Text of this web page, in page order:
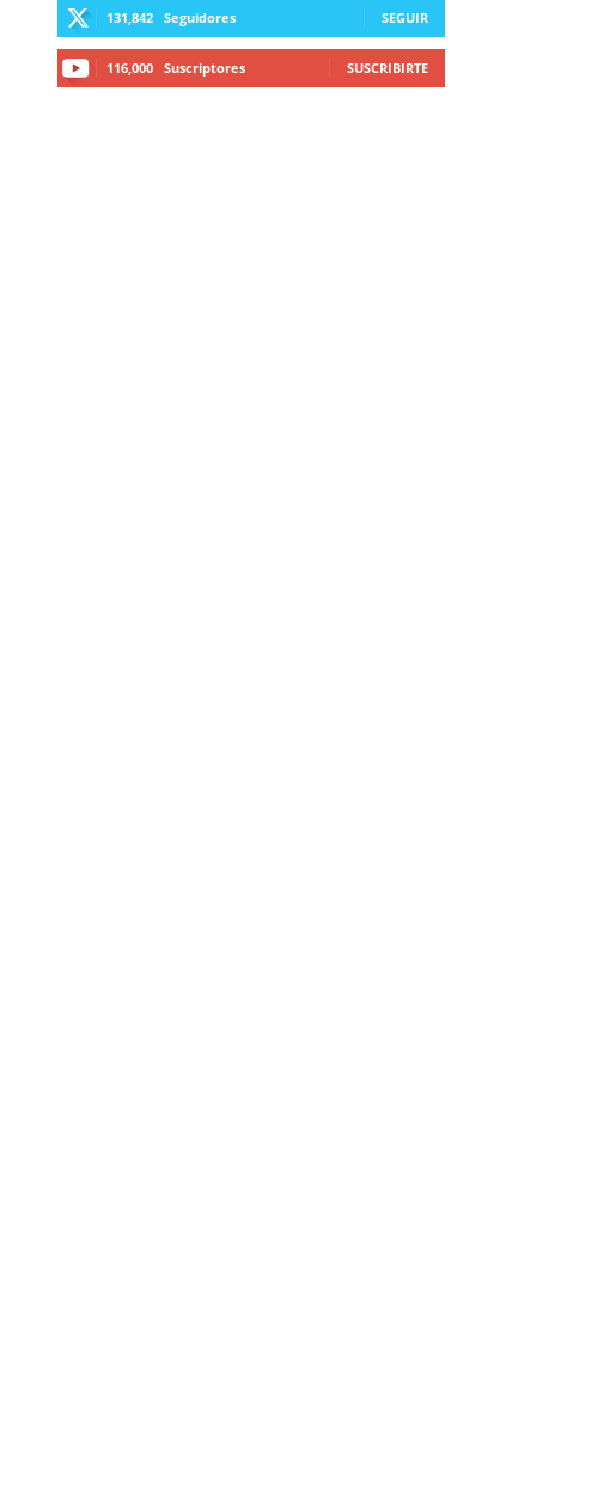
131,842 Seguidores SEGUIR
116,000 Suscriptores SUSCRIBIRTE